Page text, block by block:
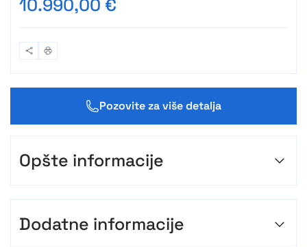
10.990,00 €
Pozovite za više detalja
Opšte informacije
Dodatne informacije